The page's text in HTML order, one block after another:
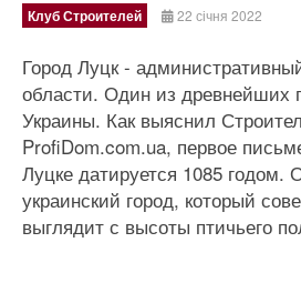
Клуб Строителей 22 січня 2022
Город Луцк -
области. Один из древнейших
Украины. Как выяснил
ProfiDom.com.ua, первое
Луцке датируется 1085 годом.
украинский город, который
выглядит с высоты птичьего